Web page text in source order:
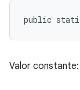
public static
Valor